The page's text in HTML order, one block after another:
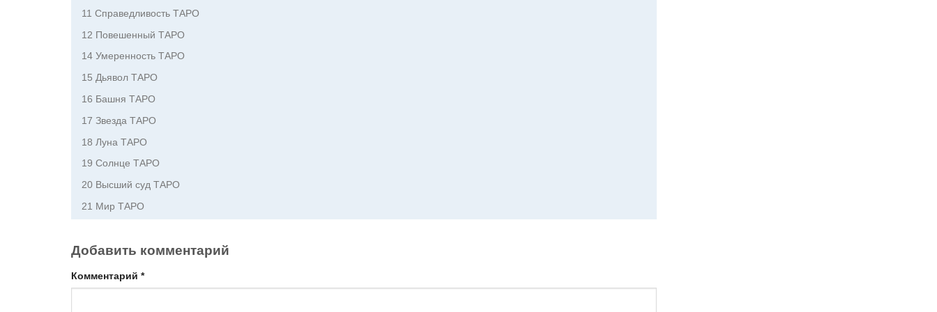
11 Справедливость ТАРО
12 Повешенный ТАРО
14 Умеренность ТАРО
15 Дьявол ТАРО
16 Башня ТАРО
17 Звезда ТАРО
18 Луна ТАРО
19 Солнце ТАРО
20 Высший суд ТАРО
21 Мир ТАРО
Добавить комментарий
Комментарий *